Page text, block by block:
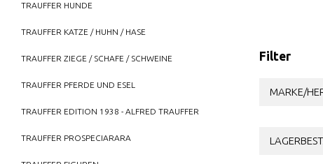
TRAUFFER HUNDE
TRAUFFER KATZE / HUHN / HASE
TRAUFFER ZIEGE / SCHAFE / SCHWEINE
TRAUFFER PFERDE UND ESEL
TRAUFFER EDITION 1938 - ALFRED TRAUFFER
TRAUFFER PROSPECIARARA
Filter
MARKE/